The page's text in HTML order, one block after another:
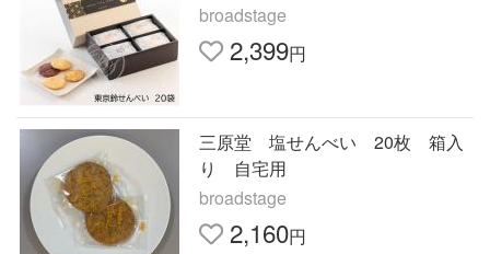
broadstage
2,399円
三原堂 塩せんべい 20枚 箱入
り 自宅用
broadstage
2,160円